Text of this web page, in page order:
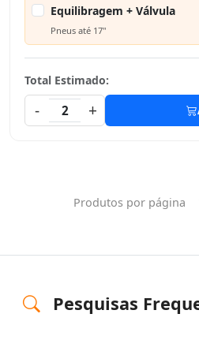
Equilibragem + Válvula
Pneus até 17"
Total Estimado:
-
2 +
Produtos por página
Pesquisas